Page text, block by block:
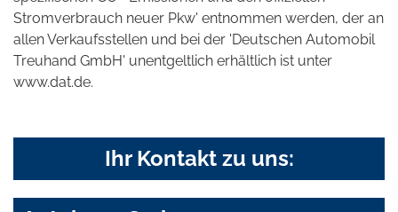
Stromverbrauch neuer Pkw' entnommen werden, der an
allen Verkaufsstellen und bei der 'Deutschen Automobil
Treuhand GmbH' unentgeltlich erhältlich ist unter
www.dat.de.
Ihr Kontakt zu uns: